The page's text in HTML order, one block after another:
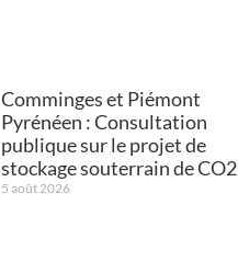
Comminges et Piémont
Pyrénéen : Consultation
publique sur le projet de
stockage souterrain de CO2
5 août 2026